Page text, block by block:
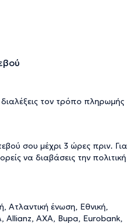
τον τρόπο πληρωμής
σου μέχρι 3 ώρες πριν. Για
να διαβάσεις την πολιτική
Ατλαντική ένωση, Εθνική,
Allianz, AXA, Bupa, Eurobank,